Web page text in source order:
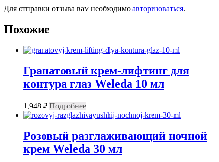
Для отправки отзыва вам необходимо авторизоваться.
Похожие
Гранатовый крем-лифтинг для
контура глаз Weleda 10 мл
1,948 ₽ Подробнее
Розовый разглаживающий ночной
крем Weleda 30 мл